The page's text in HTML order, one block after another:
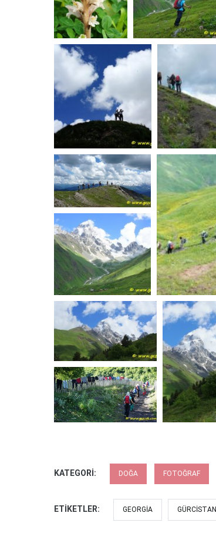
KATEGORI: DOĞA FOTOĞRAF
ETIKETLER: GEORGIA GÜRCISTAN